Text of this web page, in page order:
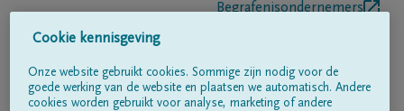
Begrafenisondernemers
Volg ons op
Cookie kennisgeving
Onze website gebruikt cookies. Sommige zijn nodig voor de
goede werking van de website en plaatsen we automatisch. Andere
cookies worden gebruikt voor analyse, marketing of andere